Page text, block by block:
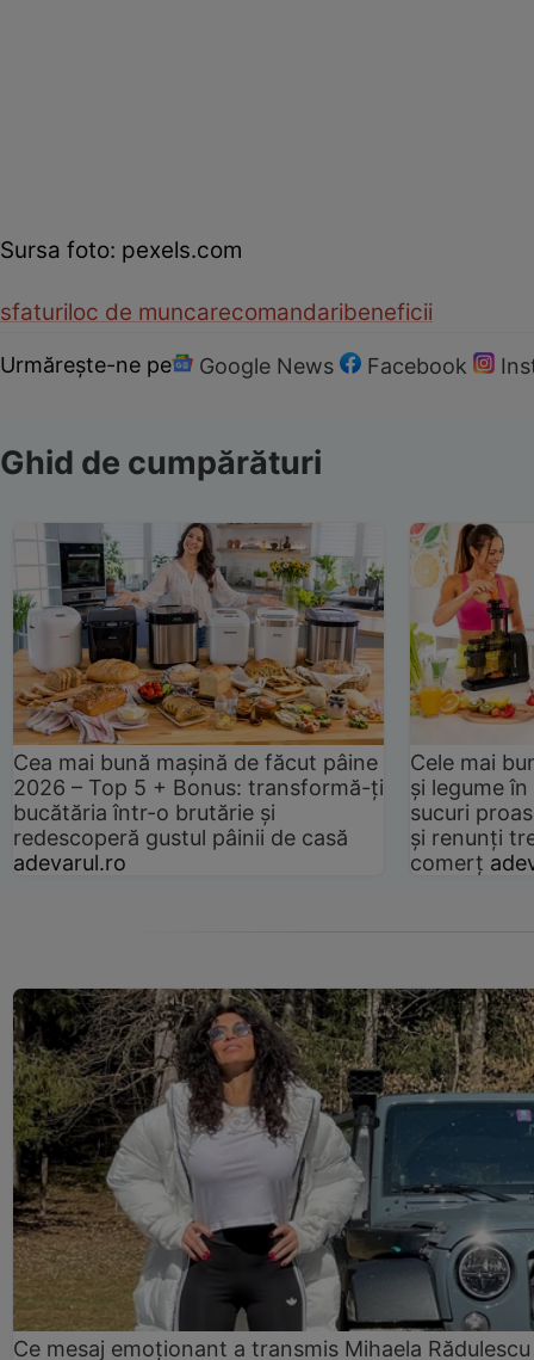
Sursa foto: pexels.com
sfaturiloc de muncarecomandaribeneficii
Urmărește-ne pe Google News Facebook
Ghid de cumpărături
Cea mai bună mașină de făcut pâine
2026 – Top 5 + Bonus: transformă-ți
bucătăria într-o brutărie și
redescoperă gustul pâinii de casă
adevarul.ro
Cele mai
și legume
sucuri
și renunți
comerț
Ce mesaj emoționant a transmis Mihaela Rădulescu